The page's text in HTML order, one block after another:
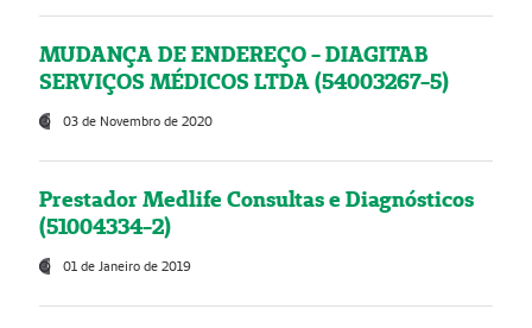
MUDANÇA DE ENDEREÇO - DIAGITAB
SERVIÇOS MÉDICOS LTDA (54003267-5)
03 de Novembro de 2020
Prestador Medlife Consultas e Diagnósticos
(51004334-2)
01 de Janeiro de 2019